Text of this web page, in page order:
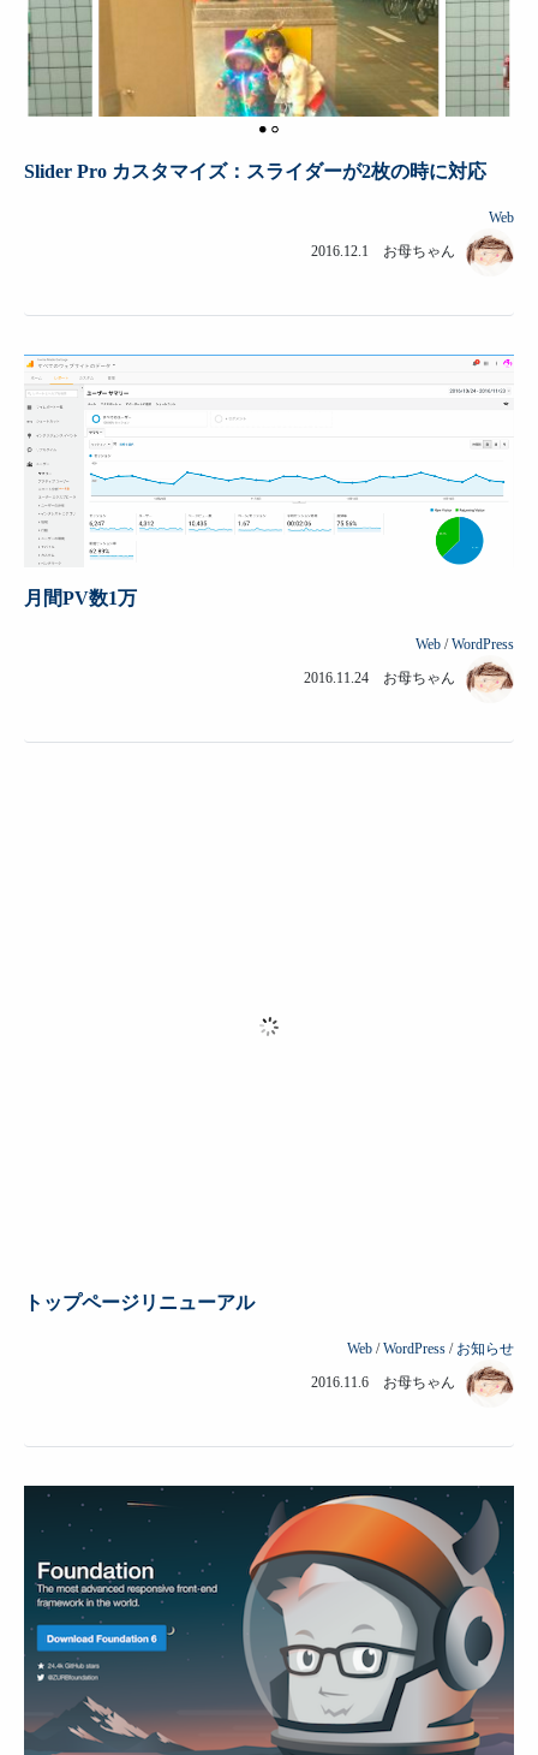
Slider Pro カスタマイズ：スライダーが2枚の時に対応
Web
2016.12.1 お母ちゃん
月間PV数1万
Web /WordPress
2016.11.24 お母ちゃん
トップページリニューアル
Web /WordPress / お知らせ
2016.11.6 お母ちゃん